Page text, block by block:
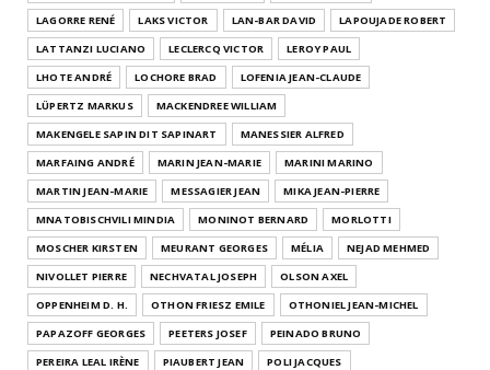
LAGORRE RENÉ
LAKS VICTOR LAN-BAR DAVID
LAPOUJADE ROBERT
LATTANZI LUCIANO
LECLERCQ VICTOR
LEROY PAUL
LHOTE ANDRÉ
LOCHORE BRAD
LOFENIA JEAN-CLAUDE
LÜPERTZ MARKUS
MACKENDREE WILLIAM
MAKENGELE SAPIN DIT SAPINART
MANESSIER ALFRED
MARFAING ANDRÉ
MARIN JEAN-MARIE
MARINI MARINO
MARTIN JEAN-MARIE
MESSAGIER JEAN
MIKA JEAN-PIERRE
MNATOBISCHVILI MINDIA
MONINOT BERNARD
MORLOTTI
MOSCHER KIRSTEN
MEURANT GEORGES MÉLIA
NEJAD MEHMED
NIVOLLET PIERRE
NECHVATAL JOSEPH
OLSON AXEL
OPPENHEIM D. H.
OTHON FRIESZ EMILE
OTHONIEL JEAN-MICHEL
PAPAZOFF GEORGES
PEETERS JOSEF
PEINADO BRUNO
PEREIRA LEAL IRÈNE
PIAUBERT JEAN
POLI JACQUES